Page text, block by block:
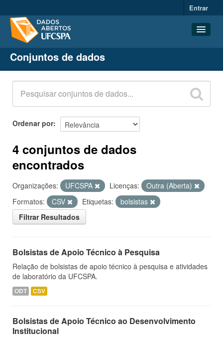
Entrar
Conjuntos de dados
Organizações
Grupos
Sobre
Conjuntos de dados
Ordenar por
4 conjuntos de dados
encontrados
Organizações: UFCSPA Licenças:
Outra (Aberta)
Formatos:
CSV Etiquetas:
bolsistas
Filtrar Resultados
Bolsistas de Apoio Técnico à Pesquisa
Relação de bolsistas de apoio técnico à pesquisa e atividades
de laboratório da UFCSPA.
ODT CSV
Bolsistas de Apoio Técnico ao Desenvolvimento
Institucional